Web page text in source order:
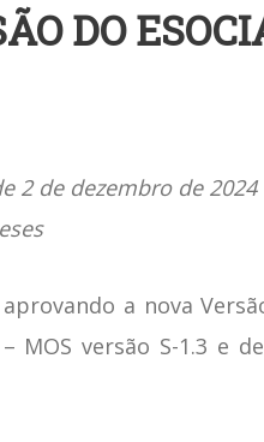
DO
2 de dezembro de
a nova
versão S-1.3 e